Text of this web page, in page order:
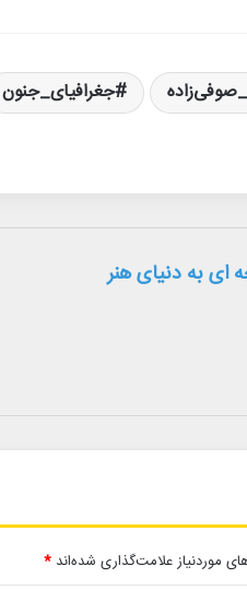
جغرافیای_جنون
ای به دنیای هنر
موردنیاز علامت‌گذاری شده‌اند *